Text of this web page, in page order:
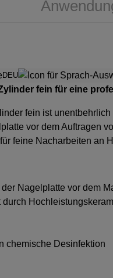
DEU
fein für eine
fein ist
vor dem Auftragen
feine Nacharbeiten
Nagelplatte vor dem
chemische Desinfektion